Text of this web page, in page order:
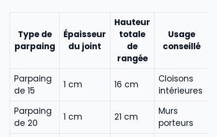
Type de
parpaing
Épaisseur
du joint
Hauteur
totale
de
rangée
Usage
conseillé
Parpaing
de 15
1 cm 16 cm
Cloisons
intérieures
Parpaing
de 20
1 cm 21 cm
Murs
porteurs